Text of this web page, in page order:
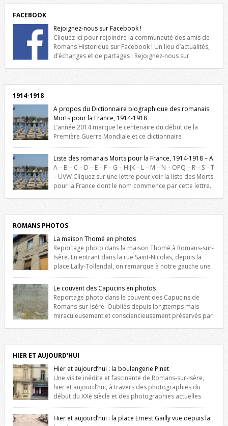
FACEBOOK
Rejoignez-nous sur Facebook !
Cliquez ici pour rejoindre la communauté des amis de
Romans Historique sur Facebook ! Un lieu d’actualités,
d’échanges et de partages ! Rejoignez-nous sur
1914-1918
A propos du Dictionnaire biographique des romanais
Morts pour la France, 1914-1918
L’année 2014 marque le centenaire du début de la
Première Guerre Mondiale et ce dictionnaire
biographique veut rendre hommage aux romanais Morts pour la
France durant ce conflit. La base de cette recherche historique est
constituée des noms gravés sur les plaques commémoratives de
l’Hôtel de Ville, du lycée du Dauphiné et du lycée Triboulet, […]
Liste des romanais Morts pour la France, 1914-1918 – A
A – B – C – D – E – F – G – HIJK – L – M – N – OPQ – R – S – T
– UVW Cliquez sur une lettre pour voir la liste des Morts
pour la France dont le nom commence par cette lettre.
ROMANS PHOTOS
La maison Thomé en photos
Reportage photo dans la maison Thomé à Romans-sur-
Isère. En entrant dans la rue Saint-Nicolas, depuis la
place Lally-Tollendal, on remarque à notre gauche une
maison construite au XVIè siècle. Les deux façades sont ornées de
fenêtres jumelles à meneaux. Entre ces deux étages, on peut voir une
niche qui contient une statue de la Vierge. […]
Le couvent des Capucins en photos
Reportage photo dans le couvent des Capucins de
Romans-sur-Isère. Oubliés depuis longtemps mais
miraculeusement et consciencieusement préservés par
l’histoire de la redécouverte de vestiges du couvent des Capucins !
Petit retour sur l’histoire […]
HIER ET AUJOURD'HUI
Hier et aujourd’hui : la boulangerie Pinet
Une visite inédite et fascinante de Romans-sur-Isère,
hier et aujourd’hui, à travers des photographies du
début du XXè siècle et des photographies actuelles
prises exactement dans le même cadre ! A l’angle de la place Jean
Jaurès et de l’avenue Victor Hugo (à côté d’Intermarché), à Romans. La
boulangerie Jules Pinet est inscrite dans le […]
Hier et aujourd’hui : la place Ernest Gailly vue depuis la